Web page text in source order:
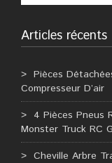
Articles récents
Pièces
Compresseur D’air
4 Pièces Pneus
Monster Truck RC
Cheville Arbre